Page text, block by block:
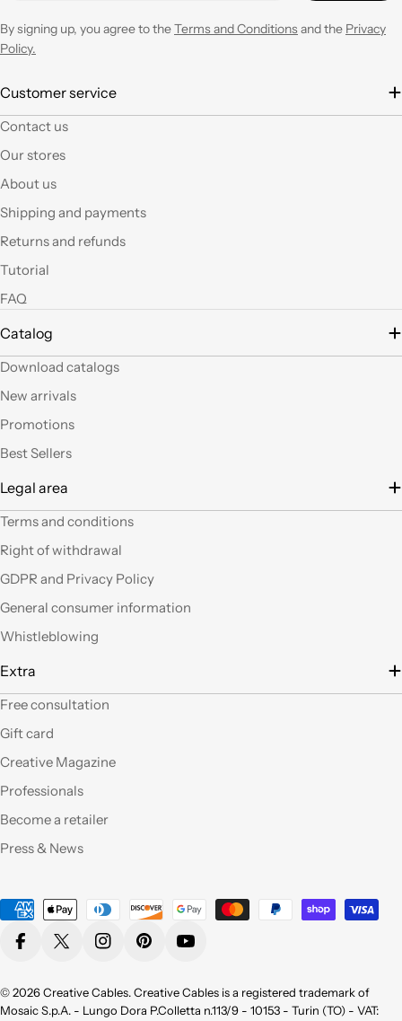
ne avrò necessità con
visitare il nuovo
vuote.Bravi contenute
pienamente
soddisfatta sia per la
qualità appunto ma
Consigliatissimo !
Grazie!
By signing up, you agree to theTerms and Conditions and the Privacy
Policy.
Customer service
Contact us
Our stores
About us
Shipping and payments
Returns and refunds
Tutorial
FAQ
Catalog
Download catalogs
New arrivals
Promotions
Best Sellers
Legal area
Terms and conditions
Right of withdrawal
GDPR and Privacy Policy
General consumer information
Whistleblowing
Extra
Free consultation
Gift card
Creative Magazine
Professionals
Become a retailer
Press & News
Payment
methods
FacebookX (Twitter)InstagramPinterestYouTube
© 2026Creative Cables. Creative Cables is a registered trademark of
Mosaic S.p.A. - Lungo Dora P.Colletta n.113/9 - 10153 - Turin (TO) - VAT: